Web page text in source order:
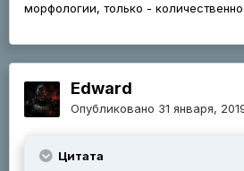
морфологии, только -
Edward
Опубликовано 31 января,
Цитата